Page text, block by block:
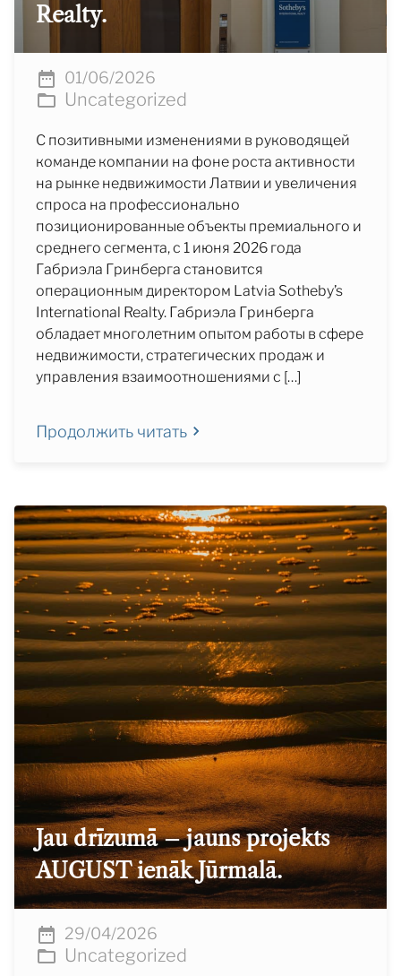
Realty.
01/06/2026
Uncategorized
С позитивными изменениями в руководящей
команде компании на фоне роста активности
на рынке недвижимости Латвии и увеличения
спроса на профессионально
позиционированные объекты премиального и
среднего сегмента, с 1 июня 2026 года
Габриэла Гринберга становится
операционным директором Latvia Sotheby’s
International Realty. Габриэла Гринберга
обладает многолетним опытом работы в сфере
недвижимости, стратегических продаж и
управления взаимоотношениями с […]
Продолжить читать
Jau drīzumā – jauns projekts
AUGUST ienāk Jūrmalā.
29/04/2026
Uncategorized